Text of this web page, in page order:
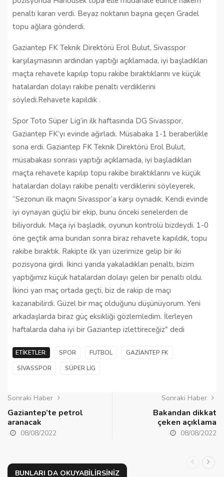
penaltı kararı verdi. Beyaz noktanın başına geçen Gradel
topu ağlara gönderdi.
Gaziantep FK Teknik Direktörü Erol Bulut, Sivasspor
karşılaşmasının ardından yaptığı açıklamada, iyi başladıkları
maçta rehavete kapılıp topu rakibe bıraktıklarını ve küçük
hatalardan dolayı rakibe penaltı verdiklerini
söyledi.Rehavete kapıldık .
Spor Toto Süper Lig’in ilk haftasında DG Sivasspor,
Gaziantep FK’yı evinde ağırladı. Müsabaka 1-1 beraberlikle
sona erdi. Gaziantep FK Teknik Direktörü Erol Bulut,
müsabakası sonrası yaptığı açıklamada, iyi başladıkları
maçta rehavete kapılıp topu rakibe bıraktıklarını ve küçük
hatalardan dolayı rakibe penaltı verdiklerini söyleyerek,
“Sezonun ilk maçını Sivasspor’a karşı oynadık. Kendi evinde
iyi oynayan güçlü bir ekip, bunu önceki senelerden de
biliyorduk. Maça iyi başladık, oyunun kontrolü bizdeydi. 1-0
öne geçtik ama bundan sonra biraz rehavete kapıldık, topu
rakibe bıraktık. Rakipte ilk yarı üzerimize gelip bir iki
pozisyona girdi. İkinci yarıda yakaladıkları penaltı, bizim
yaptığımız küçük hatalardan dolayı gelen bir penaltı oldu.
İkinci yarı maç ortada geçti, biz de rakip de maçı
kazanabilirdi. Güzel bir maç olduğunu düşünüyorum. Yeni
arkadaşlarda biraz güç eksikliği gözlemledim. İlerleyen
haftalarda daha iyi bir Gaziantep izlettireceğiz" dedi
ETIKETLER: SPOR FUTBOL
GAZIANTEP FK
SIVASSPOR
SÜPER LIG
Sonraki Haber
Gaziantep’te petrol
aranacak
08/08/2022
Sonraki Haber
Bakandan dikkat
çeken açıklama
08/08/2022
BUNLARI DA OKUYABILIRSINIZ